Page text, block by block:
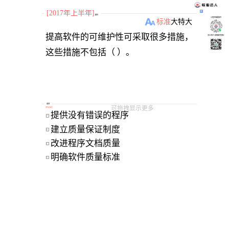
[2017年上半年] 题目
标准大特大
提高软件的可维护性可采取很多措施，
可拖拽显示更多
选项
单选题
A 提供没有错误的程序
B 建立质量保证制度
C 改进程序文档质量
D 明确软件质量标准
小程序刷题软件
关注“柴丁”获取备考资料